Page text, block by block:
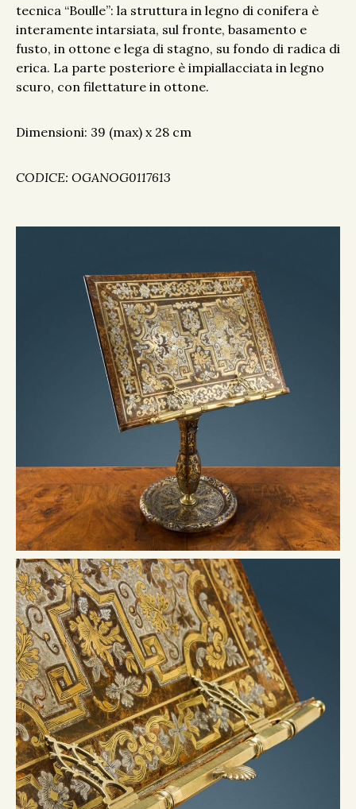
tecnica “Boulle”: la struttura in legno di conifera è
interamente intarsiata, sul fronte, basamento e
fusto, in ottone e lega di stagno, su fondo di radica di
erica. La parte posteriore è impiallacciata in legno
scuro, con filettature in ottone.
Dimensioni: 39 (max) x 28 cm
CODICE: OGANOG0117613